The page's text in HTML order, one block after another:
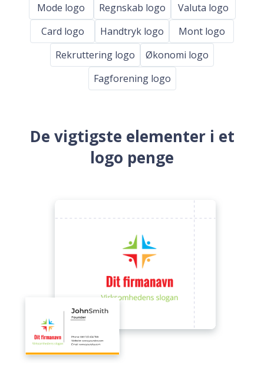
Mode logo
Regnskab logo
Valuta logo
Card logo
Handtryk logo
Mont logo
Rekruttering logo
Økonomi logo
Fagforening logo
De vigtigste elementer i et
logo penge